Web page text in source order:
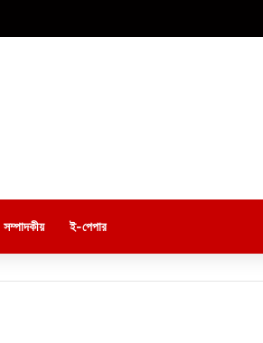
সম্পাদকীয় ই-পেপার